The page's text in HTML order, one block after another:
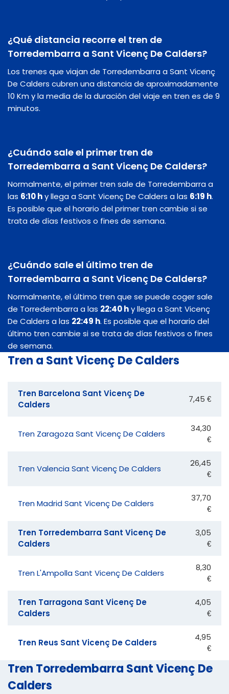
¿Qué distancia recorre el tren de
Torredembarra a Sant Vicenç De Calders?
Los trenes que viajan de Torredembarra a Sant Vicenç
De Calders cubren una distancia de aproximadamente
10 Km y la media de la duración del viaje en tren es de 9
minutos.
¿Cuándo sale el primer tren de
Torredembarra a Sant Vicenç De Calders?
Normalmente, el primer tren sale de Torredembarra a
las 6:10 hy llega a Sant Vicenç De Calders a las 6:19 h.
Es posible que el horario del primer tren cambie si se
trata de días festivos o fines de semana.
¿Cuándo sale el último tren de
Torredembarra a Sant Vicenç De Calders?
Normalmente, el último tren que se puede coger sale
de Torredembarra a las 22:40 hy llega a Sant Vicenç
De Calders a las 22:49 h. Es posible que el horario del
último tren cambie si se trata de días festivos o fines
de semana.
Tren a Sant Vicenç De Calders
Tren Barcelona Sant Vicenç De
Calders
7,45 €
Tren Zaragoza Sant Vicenç De Calders
34,30
€
Tren Valencia Sant Vicenç De Calders
26,45
€
Tren Madrid Sant Vicenç De Calders
37,70
€
Tren Torredembarra Sant Vicenç De
Calders
3,05
€
Tren L'Ampolla Sant Vicenç De Calders
8,30
€
Tren Tarragona Sant Vicenç De
Calders
4,05
€
Tren Reus Sant Vicenç De Calders
4,95
€
Tren Torredembarra Sant Vicenç De
Calders